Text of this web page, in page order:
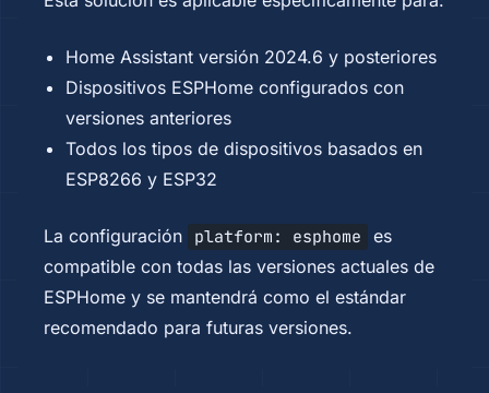
Home Assistant versión 2024.6 y posteriores
Dispositivos ESPHome configurados con
versiones anteriores
Todos los tipos de dispositivos basados en
ESP8266 y ESP32
La configuración platform: esphome es
compatible con todas las versiones actuales de
ESPHome y se mantendrá como el estándar
recomendado para futuras versiones.